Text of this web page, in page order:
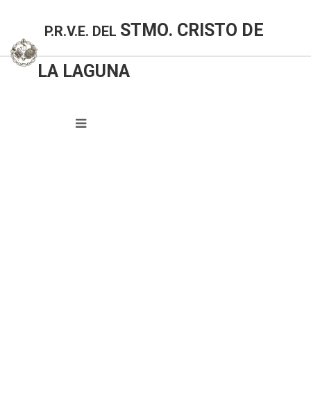
P.R.V.E. DEL STMO. CRISTO DE
LA LAGUNA